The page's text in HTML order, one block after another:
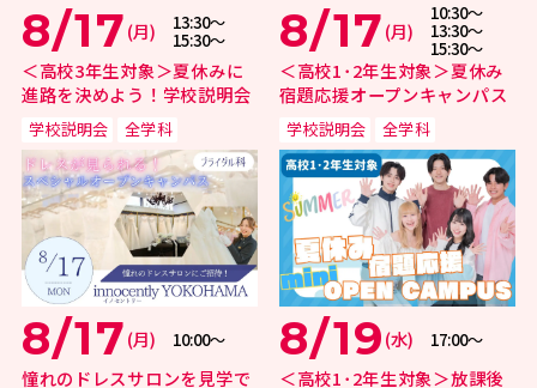
8/17(月) 13:30〜
15:30〜
＜高校3年生対象＞夏休みに
進路を決めよう！学校説明会
学校説明会 全学科
8/17(月)
10:30〜
13:30〜
15:30〜
＜高校1･2年生対象＞夏休み
宿題応援オープンキャンパス
学校説明会 全学科
8/17(月) 10:00〜
憧れのドレスサロンを見学で
8/19(水) 17:00〜
＜高校1･2年生対象＞放課後